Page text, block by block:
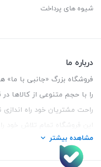
شیوه های پرداخت
درباره ما
فروشگاه بزرگ «جانبی با ما»
را با حجم متنوعی از کالاها
راحت مشتریان خود راه
این فروشگاه تمام تلاش خود
تلفن تماس :
مشاهده بیشتر